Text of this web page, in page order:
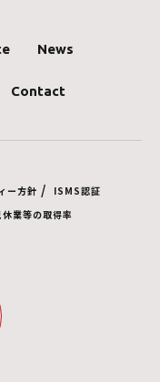
News
Contact
ー方針 / ISMS認証
休業等の取得率